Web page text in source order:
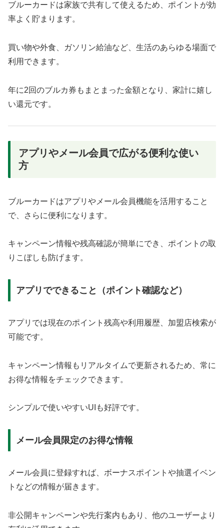
ブルーカードは家族で共有して使えるため、ポイントが効
率よく貯まります。
買い物や外食、ガソリン給油など、生活のあらゆる場面で
利用できます。
年に2回のブルカ券もまとまった金額となり、家計に嬉し
い還元です。
アプリやメール会員で広がる便利な使い
方
ブルーカードはアプリやメール会員機能を活用すること
で、さらに便利になります。
キャンペーン情報や残高確認が簡単にでき、ポイントの取
りこぼしも防げます。
アプリでできること（ポイント確認など）
アプリでは現在のポイント残高や利用履歴、加盟店検索が
可能です。
キャンペーン情報もリアルタイムで更新されるため、常に
お得な情報をチェックできます。
シンプルで使いやすいUIも好評です。
メール会員限定のお得な情報
メール会員に登録すれば、ボーナスポイントや抽選イベン
トなどの情報が届きます。
非公開キャンペーンや先行案内もあり、他のユーザーより